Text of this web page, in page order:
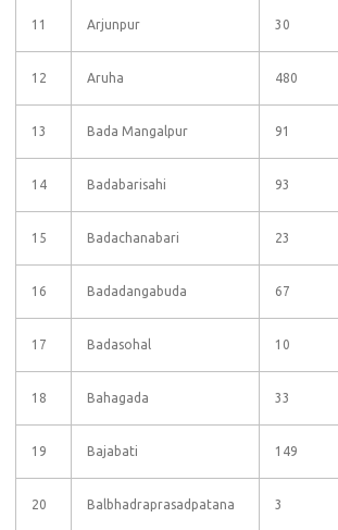
11 Arjunpur 30
12 Aruha 480
13 Bada Mangalpur 91
14 Badabarisahi 93
15 Badachanabari 23
16 Badadangabuda 67
17 Badasohal 10
18 Bahagada 33
19 Bajabati 149
20 Balbhadraprasadpatana 3